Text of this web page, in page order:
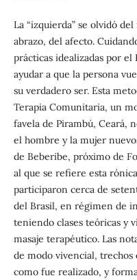
La “izquierda” se olvidó
abrazo, del afecto.
prácticas idealizadas por
ayudar a que la persona
su verdadero ser. Esta
Terapia Comunitaria, un
favela de Pirambú, Ceará,
el hombre y la mujer
de Beberibe, próximo de
al que se refiere esta
participaron cerca de
del Brasil, en régimen de
teniendo clases teóricas y
masaje terapéutico. Las
de modo vivencial,
como fue realizado, y